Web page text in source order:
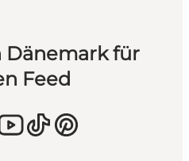
Dänemark für
Feed